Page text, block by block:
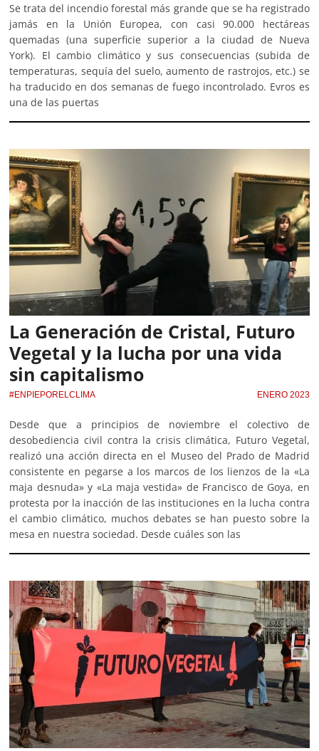
Se trata del incendio forestal más grande que se ha registrado
jamás en la Unión Europea, con casi 90.000 hectáreas
quemadas (una superficie superior a la ciudad de Nueva
York). El cambio climático y sus consecuencias (subida de
temperaturas, sequía del suelo, aumento de rastrojos, etc.) se
ha traducido en dos semanas de fuego incontrolado. Evros es
una de las puertas
La Generación de Cristal, Futuro
Vegetal y la lucha por una vida
sin capitalismo
#ENPIEPORELCLIMA ENERO 2023
Desde que a principios de noviembre el colectivo de
desobediencia civil contra la crisis climática, Futuro Vegetal,
realizó una acción directa en el Museo del Prado de Madrid
consistente en pegarse a los marcos de los lienzos de la «La
maja desnuda» y «La maja vestida» de Francisco de Goya, en
protesta por la inacción de las instituciones en la lucha contra
el cambio climático, muchos debates se han puesto sobre la
mesa en nuestra sociedad. Desde cuáles son las